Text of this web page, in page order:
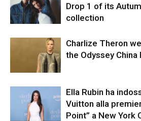
Drop 1 of its
collection
Charlize Theron
the Odyssey China
Ella Rubin ha
Vuitton alla
Point” a New York